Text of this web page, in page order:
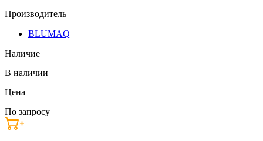
Производитель
BLUMAQ
Наличие
В наличии
Цена
По запросу